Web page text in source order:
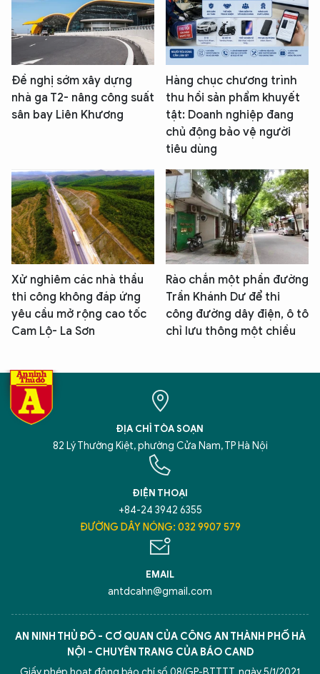
Đề nghị sớm xây dựng
nhà ga T2- nâng công suất
sân bay Liên Khương
Hàng chục chương trình
thu hồi sản phẩm khuyết
tật: Doanh nghiệp đang
chủ động bảo vệ người
tiêu dùng
Xử nghiêm các nhà thầu
thi công không đáp ứng
yêu cầu mở rộng cao tốc
Cam Lộ- La Sơn
Rào chắn một phần đường
Trần Khánh Dư để thi
công đường dây điện, ô tô
chỉ lưu thông một chiều
ĐỊA CHỈ TÒA SOẠN
82 Lý Thường Kiệt, phường Cửa Nam, TP Hà Nội
ĐIỆN THOẠI
+84-24 3942 6355
ĐƯỜNG DÂY NÓNG: 032 9907 579
EMAIL
antdcahn@gmail.com
AN NINH THỦ ĐÔ - CƠ QUAN CỦA CÔNG AN THÀNH PHỐ HÀ
NỘI - CHUYÊN TRANG CỦA BÁO CAND